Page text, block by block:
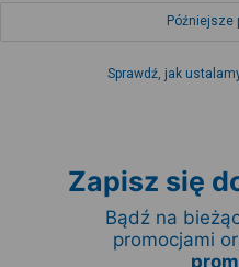
Późniejsze
Sprawdź, jak
Zapisz się
Bądź na
promocjami